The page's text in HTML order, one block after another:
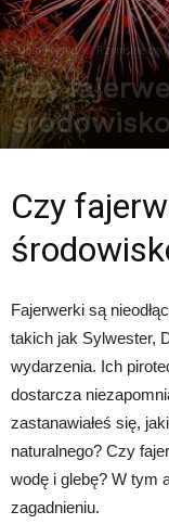
Dom i ogród Rzymskie
Czy
Czy
Fajerwerki są
takich jak Sylwester,
wydarzenia. Ich
dostarcza
zastanawiałeś się,
naturalnego? Czy
wodę i glebę? W tym
zagadnieniu.